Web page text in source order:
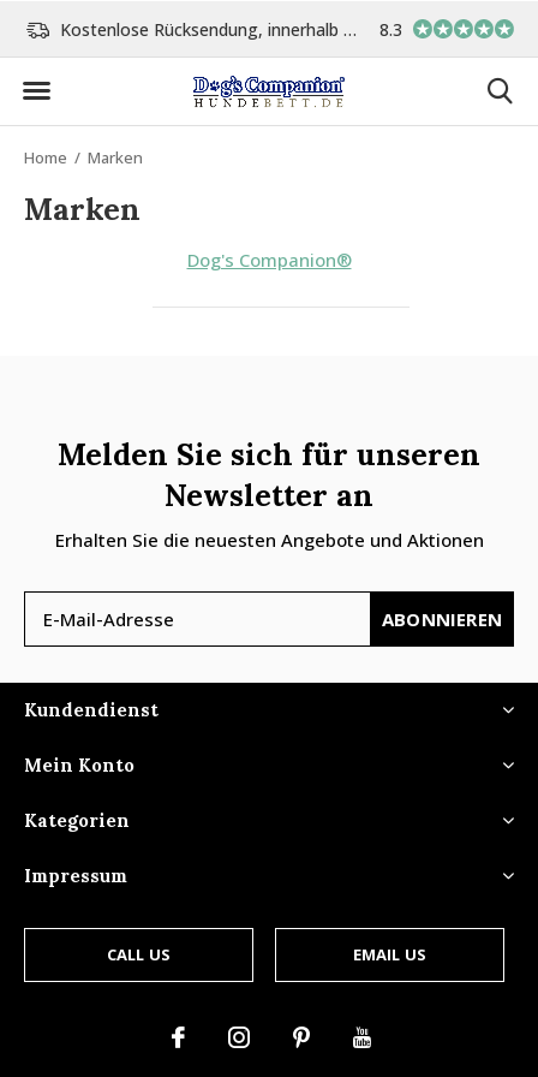
Kostenlose Rücksendung, innerhalb 14 Tage Vor 15:00 Uhr bestellt,
8.3
Home Marken
Marken
Dog's Companion®
Melden Sie sich für unseren
Newsletter an
Erhalten Sie die neuesten Angebote und Aktionen
ABONNIEREN
Kundendienst
Mein Konto
Kategorien
Impressum
CALL US EMAIL US